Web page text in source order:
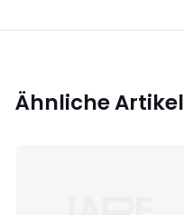
Ähnliche Artikel